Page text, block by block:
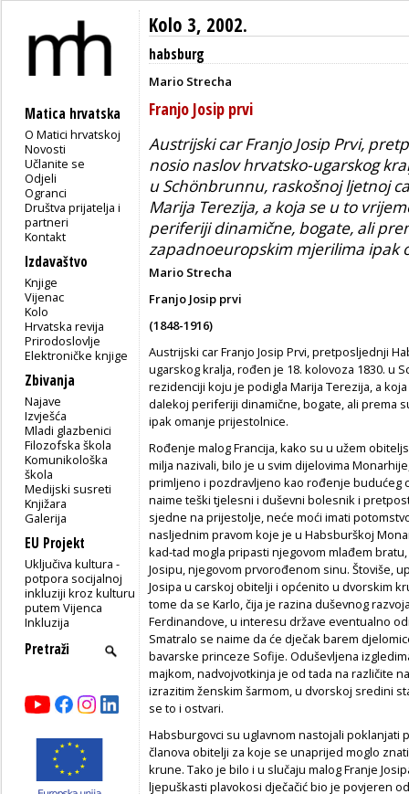
Matica hrvatska
O Matici hrvatskoj
Novosti
Učlanite se
Odjeli
Ogranci
Društva prijatelja i
partneri
Kontakt
Izdavaštvo
Knjige
Vijenac
Kolo
Hrvatska revija
Prirodoslovlje
Elektroničke knjige
Zbivanja
Najave
Izvješća
Mladi glazbenici
Filozofska škola
Komunikološka
škola
Medijski susreti
Knjižara
Galerija
EU Projekt
Uključiva kultura -
potpora socijalnoj
inkluziji kroz kulturu
putem Vijenca
Inkluzija
Kolo 3, 2002.
habsburg
Mario Strecha
Franjo Josip prvi
Austrijski car Franjo Josip Prvi,
nosio naslov hrvatsko-ugarskog
u Schönbrunnu, raskošnoj ljetnoj
Marija Terezija, a koja se u to
periferiji dinamične, bogate, ali
zapadnoeuropskim mjerilima ipak
Mario Strecha
Franjo Josip prvi
(1848-1916)
Austrijski car Franjo Josip Prvi, pretposljednji
ugarskog kralja, rođen je 18. kolovoza 1830. u
rezidenciji koju je podigla Marija Terezija, a
dalekoj periferiji dinamične, bogate, ali prema
ipak omanje prijestolnice.
Rođenje malog Francija, kako su u užem
milja nazivali, bilo je u svim dijelovima
primljeno i pozdravljeno kao rođenje budućeg
naime teški tjelesni i duševni bolesnik i
sjedne na prijestolje, neće moći imati
nasljednim pravom koje je u Habsburškoj
kad-tad mogla pripasti njegovom mlađem
Josipu, njegovom prvorođenom sinu. Štoviše,
Josipa u carskoj obitelji i općenito u dvorskim
tome da se Karlo, čija je razina duševnog
Ferdinandove, u interesu države eventualno
Smatralo se naime da će dječak barem
bavarske princeze Sofije. Oduševljena
majkom, nadvojvotkinja je od tada na različite
izrazitim ženskim šarmom, u dvorskoj sredini
se to i ostvari.
Habsburgovci su uglavnom nastojali
članova obitelji za koje se unaprijed moglo
krune. Tako je bilo i u slučaju malog Franje
ljepuškasti plavokosi dječačić bio je povjeren